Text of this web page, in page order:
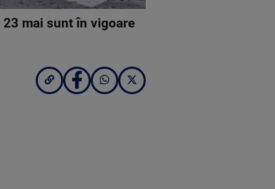
mai sunt în vigoare